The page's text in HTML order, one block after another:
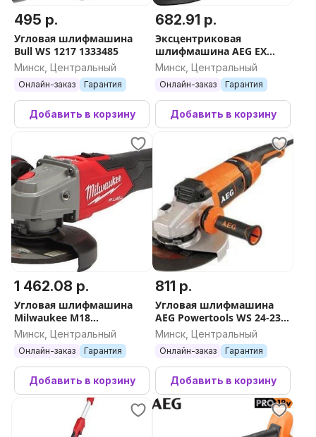
495 р.
Угловая шлифмашина
Bull WS 1217 1333485
Минск, Центральный
Онлайн-заказ Гарантия
Добавить в корзину
682.91 р.
Эксцентриковая
шлифмашина AEG EX
150ES
Минск, Центральный
Онлайн-заказ Гарантия
Добавить в корзину
1 462.08 р.
Угловая шлифмашина
Milwaukee M18
FSAGV125XB-0X Fuel
4933478436 (без АКБ)
Минск, Центральный
Онлайн-заказ Гарантия
Добавить в корзину
811 р.
Угловая шлифмашина
AEG Powertools WS 24-230
GV DMS 4935431775
Минск, Центральный
Онлайн-заказ Гарантия
Добавить в корзину